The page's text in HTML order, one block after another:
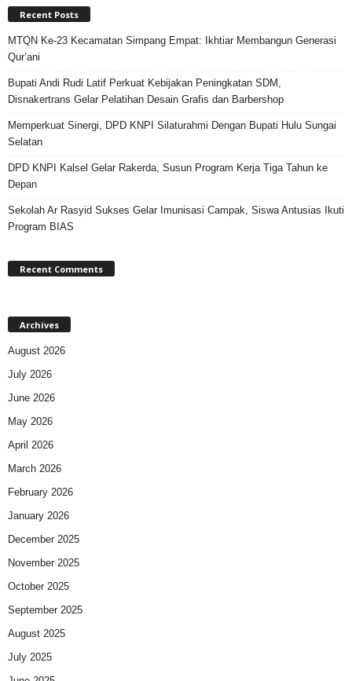
Recent Posts
MTQN Ke-23 Kecamatan Simpang Empat: Ikhtiar Membangun Generasi
Qur’ani
Bupati Andi Rudi Latif Perkuat Kebijakan Peningkatan SDM,
Disnakertrans Gelar Pelatihan Desain Grafis dan Barbershop
Memperkuat Sinergi, DPD KNPI Silaturahmi Dengan Bupati Hulu Sungai
Selatan
DPD KNPI Kalsel Gelar Rakerda, Susun Program Kerja Tiga Tahun ke
Depan
Sekolah Ar Rasyid Sukses Gelar Imunisasi Campak, Siswa Antusias Ikuti
Program BIAS
Recent Comments
Archives
August 2026
July 2026
June 2026
May 2026
April 2026
March 2026
February 2026
January 2026
December 2025
November 2025
October 2025
September 2025
August 2025
July 2025